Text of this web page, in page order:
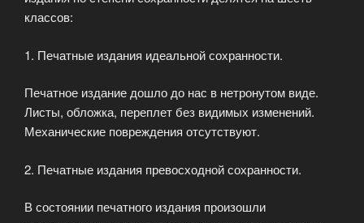
классов:
1. Печатные издания идеальной сохранности.
Печатное издание дошло до нас в нетронутом виде.
Листы, обложка, переплет без видимых изменений.
Механические повреждения отсутствуют.
2. Печатные издания превосходной сохранности.
В состоянии печатного издания произошли